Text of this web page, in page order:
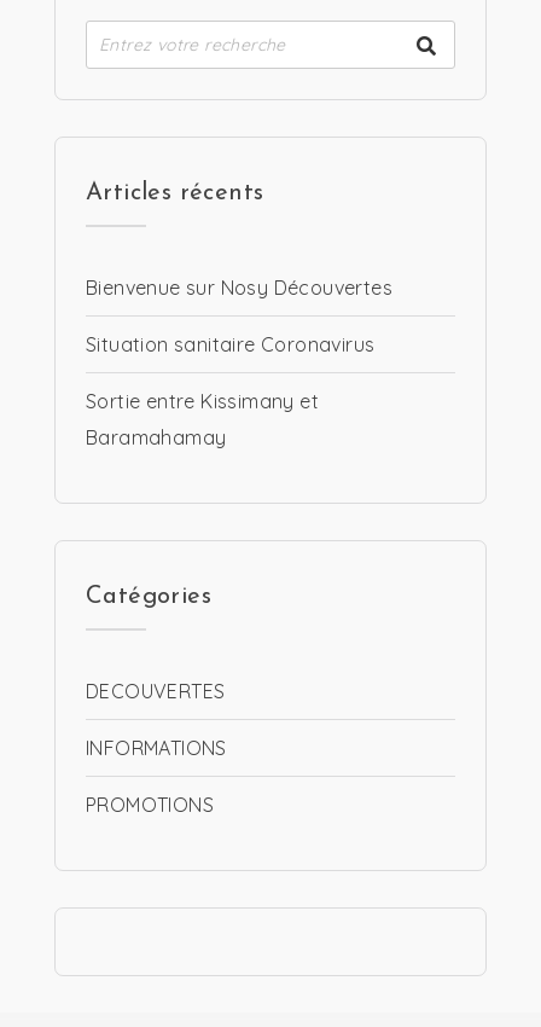
Articles récents
Bienvenue sur Nosy Découvertes
Situation sanitaire Coronavirus
Sortie entre Kissimany et
Baramahamay
Catégories
DECOUVERTES
INFORMATIONS
PROMOTIONS